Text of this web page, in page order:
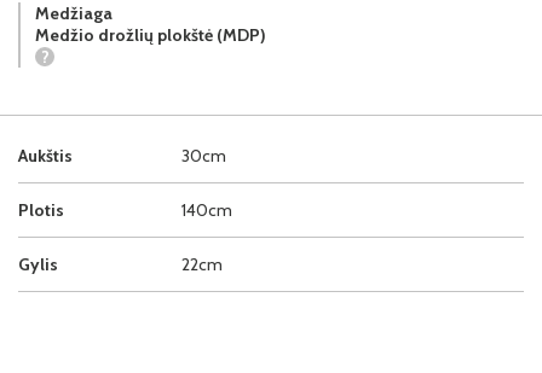
Aukštis 30cm
Plotis 140cm
Gylis 22cm
Medžiaga
Medžio drožlių plokštė (MDP)
?